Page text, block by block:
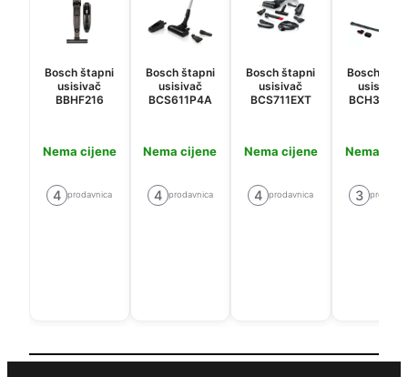
Bosch štapni
usisivač
BBHF216
Nema cijene
4 prodavnica
Bosch štapni
usisivač
BCS611P4A
Nema cijene
4 prodavnica
Bosch štapni
usisivač
BCS711EXT
Nema cijene
4 prodavnica
Bosch
usisavač
Nema
3